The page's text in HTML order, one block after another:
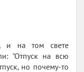
и на том свете
"Отпуск на всю
но почему-то